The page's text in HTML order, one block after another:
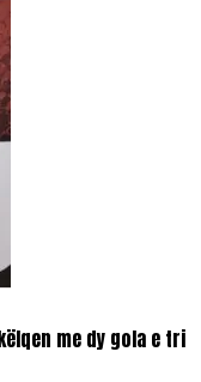
me dy gola e tri